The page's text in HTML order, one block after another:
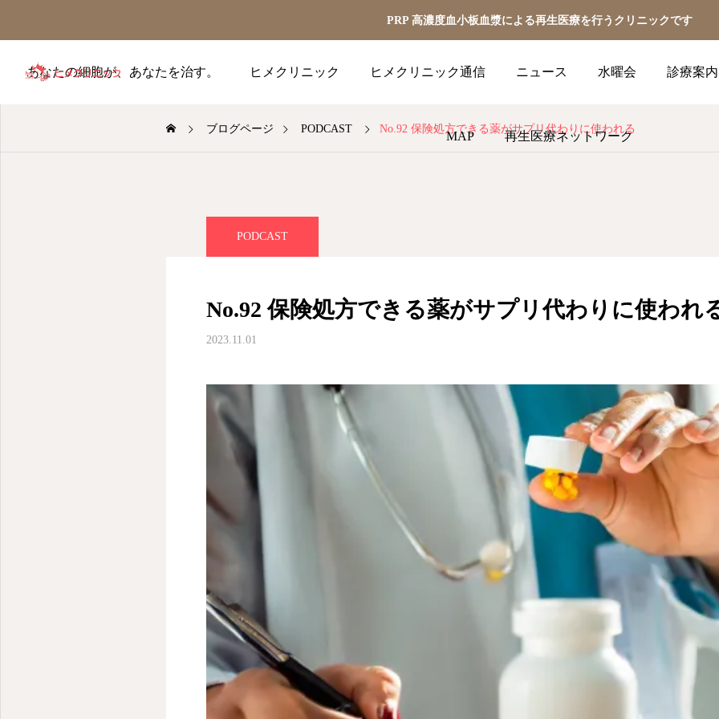
PRP 高濃度血小板血漿による再生医療を行うクリニックです
あなたの細胞が、あなたを治す。 ヒメクリニック ヒメクリニック通信 ニュース 水曜会 診療案内
MAP 再生医療ネットワーク
ブログページ PODCAST No.92 保険処方できる薬がサプリ代わりに使われる
PODCAST
No.92 保険処方できる薬がサプリ代わりに使われ
2023.11.01